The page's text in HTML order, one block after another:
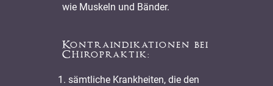
wie Muskeln und Bänder.
Kontraindikationen bei
Chiropraktik:
sämtliche Krankheiten, die den